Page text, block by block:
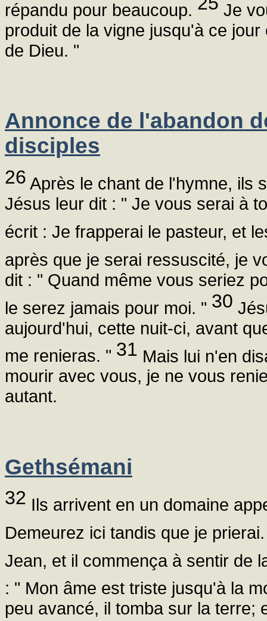
répandu pour beaucoup.
Je
produit de la vigne jusqu'à ce
de Dieu. "
Annonce de l'abandon
disciples
26 Après le chant de l'hymne, ils
Jésus leur dit : " Je vous serai à
écrit : Je frapperai le pasteur, et
après que je serai ressuscité, je
dit : " Quand même vous seriez
le serez jamais pour moi. " 30
aujourd'hui, cette nuit-ci, avant
me renieras. " 31 Mais lui n'en
mourir avec vous, je ne vous
autant.
Gethsémani
32 Ils arrivent en un domaine
Demeurez ici tandis que je
Jean, et il commença à sentir de
: " Mon âme est triste jusqu'à la
peu avancé, il tomba sur la terre;